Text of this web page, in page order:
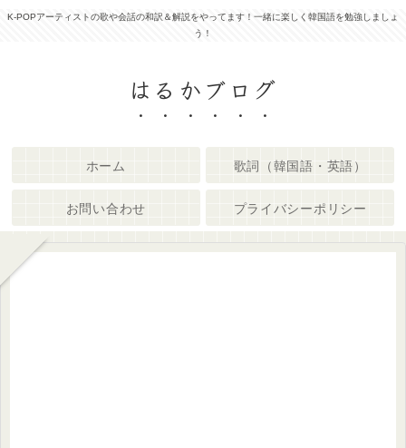
K-POPアーティストの歌や会話の和訳＆解説をやってます！一緒に楽しく韓国語を勉強しましょ
う！
はるかブログ
ホーム 歌詞（韓国語・英語）
お問い合わせ プライバシーポリシー